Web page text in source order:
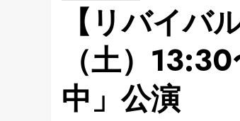
【リバイ
（土）
中」公演